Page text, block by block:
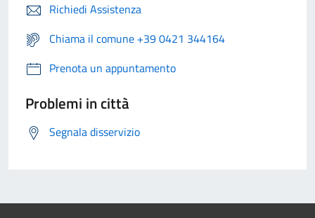
Richiedi Assistenza
Chiama il comune +39 0421 344164
Prenota un appuntamento
Problemi in città
Segnala disservizio